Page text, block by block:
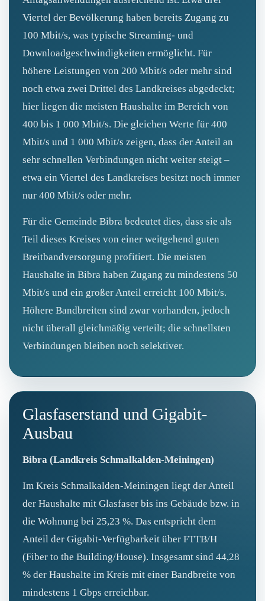
Viertel der Bevölkerung haben bereits Zugang zu
100 Mbit/s, was typische Streaming‑ und
Downloadgeschwindigkeiten ermöglicht. Für
höhere Leistungen von 200 Mbit/s oder mehr sind
noch etwa zwei Drittel des Landkreises abgedeckt;
hier liegen die meisten Haushalte im Bereich von
400 bis 1 000 Mbit/s. Die gleichen Werte für 400
Mbit/s und 1 000 Mbit/s zeigen, dass der Anteil an
sehr schnellen Verbindungen nicht weiter steigt –
etwa ein Viertel des Landkreises besitzt noch immer
nur 400 Mbit/s oder mehr.
Für die Gemeinde Bibra bedeutet dies, dass sie als
Teil dieses Kreises von einer weitgehend guten
Breitbandversorgung profitiert. Die meisten
Haushalte in Bibra haben Zugang zu mindestens 50
Mbit/s und ein großer Anteil erreicht 100 Mbit/s.
Höhere Bandbreiten sind zwar vorhanden, jedoch
nicht überall gleichmäßig verteilt; die schnellsten
Verbindungen bleiben noch selektiver.
Glasfaserstand und Gigabit-
Ausbau
Bibra (Landkreis Schmalkalden-Meiningen)
Im Kreis Schmalkalden-Meiningen liegt der Anteil
der Haushalte mit Glasfaser bis ins Gebäude bzw. in
die Wohnung bei 25,23 %. Das entspricht dem
Anteil der Gigabit‑Verfügbarkeit über FTTB/H
(Fiber to the Building/House). Insgesamt sind 44,28
% der Haushalte im Kreis mit einer Bandbreite von
mindestens 1 Gbps erreichbar.